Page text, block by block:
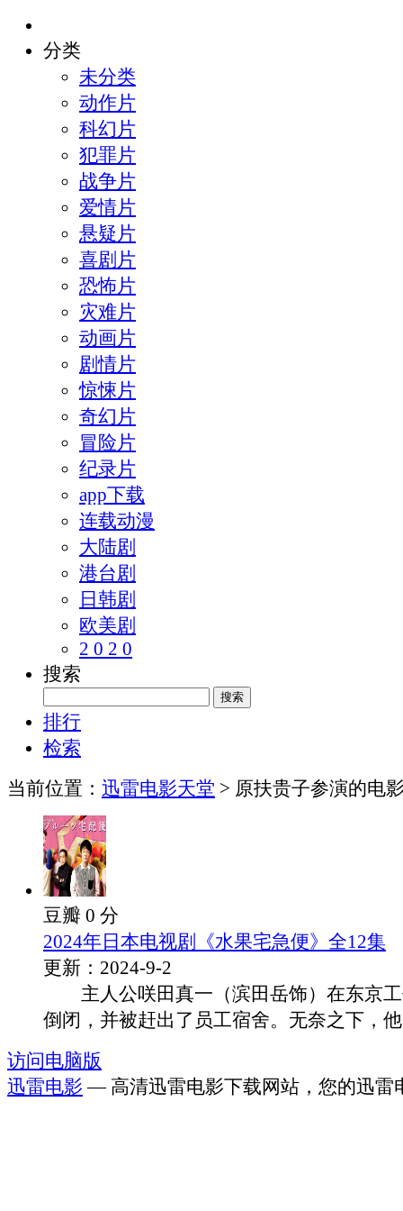
分类
未分类
动作片
科幻片
犯罪片
战争片
爱情片
悬疑片
喜剧片
恐怖片
灾难片
动画片
剧情片
惊悚片
奇幻片
冒险片
纪录片
app下载
连载动漫
大陆剧
港台剧
日韩剧
欧美剧
2 0 2 0
搜索
排行
检索
当前位置： 迅雷电影天堂 > 原扶贵子参演的电
豆瓣 0 分
2024年日本电视剧《水果宅急便》全12集
更新：2024-9-2
主人公咲田真一（滨田岳饰）在东京工
倒闭，并被赶出了员工宿舍。无奈之下，
访问电脑版
迅雷电影 — 高清迅雷电影下载网站，您的迅雷